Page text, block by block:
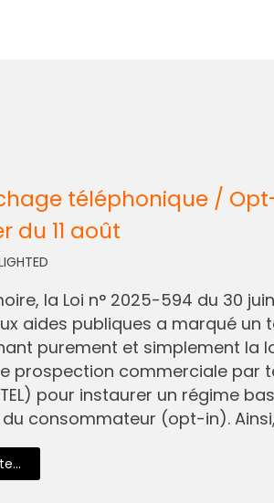
téléphonique /
du 11 août
la Loi n° 2025-594 du 30
aides publiques a marqué un
purement et simplement la
prospection commerciale par
pour instaurer un régime
consommateur (opt-in).